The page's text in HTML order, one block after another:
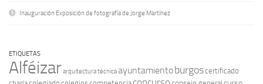
Inauguración Exposición de fotografía de Jorge Martínez
ETIQUETAS
Alféizararquitectura técnicaayuntamientoburgoscertificado